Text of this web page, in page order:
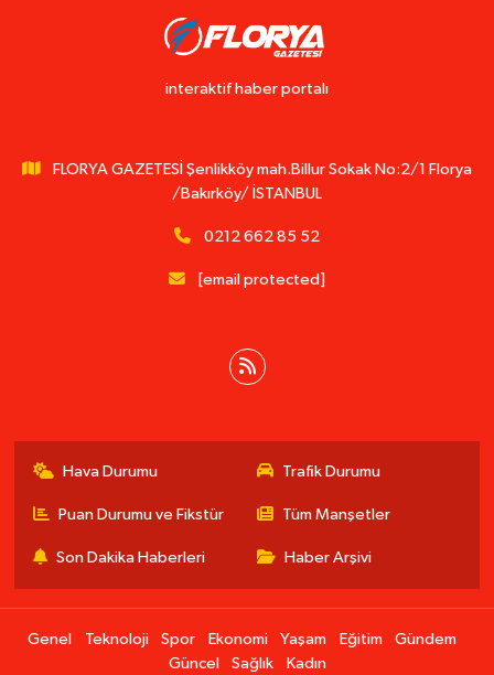
interaktif haber portalı
FLORYA GAZETESİ Şenlikköy mah.Billur Sokak No:2/1 Florya
/Bakırköy/ İSTANBUL
0212 662 85 52
[email protected]
Hava Durumu Trafik Durumu
Puan Durumu ve Fikstür Tüm Manşetler
Son Dakika Haberleri Haber Arşivi
Genel Teknoloji Spor Ekonomi Yaşam Eğitim
Gündem
Güncel
Sağlık Kadın